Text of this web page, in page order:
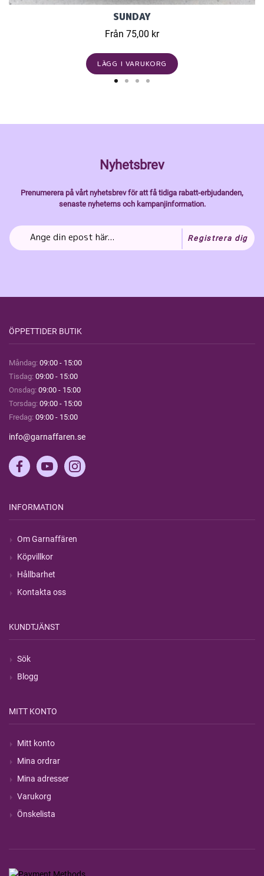
SUNDAY
Från 75,00 kr
LÄGG I VARUKORG
Nyhetsbrev
Prenumerera på vårt nyhetsbrev för att få tidiga rabatt-erbjudanden,
senaste nyheterns och kampanjinformation.
Registrera dig
ÖPPETTIDER BUTIK
Måndag: 09:00 - 15:00
Tisdag: 09:00 - 15:00
Onsdag: 09:00 - 15:00
Torsdag: 09:00 - 15:00
Fredag: 09:00 - 15:00
info@garnaffaren.se
INFORMATION
Om Garnaffären
Köpvillkor
Hållbarhet
Kontakta oss
KUNDTJÄNST
Sök
Blogg
MITT KONTO
Mitt konto
Mina ordrar
Mina adresser
Varukorg
Önskelista